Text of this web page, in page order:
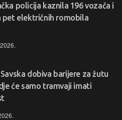
policija kaznila 196 vozača i
pet električnih romobila
dobiva barijere za žutu
će samo tramvaji imati